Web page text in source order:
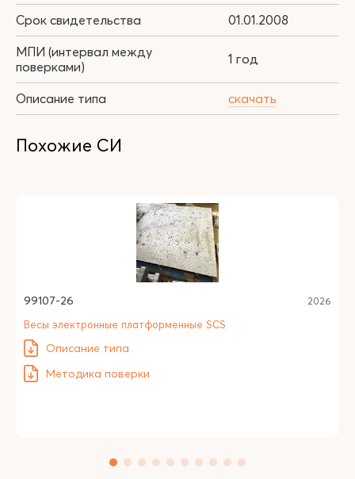
Срок свидетельства
01.01.2008
МПИ (интервал между
поверками)
1 год
Описание типа скачать
Похожие СИ
99107-26 2026
Весы электронные платформенные SCS
Описание типа
Методика поверки